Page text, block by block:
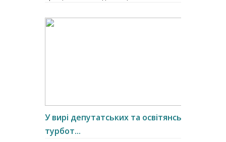
У вирі депутатських та освітянських
турбот...